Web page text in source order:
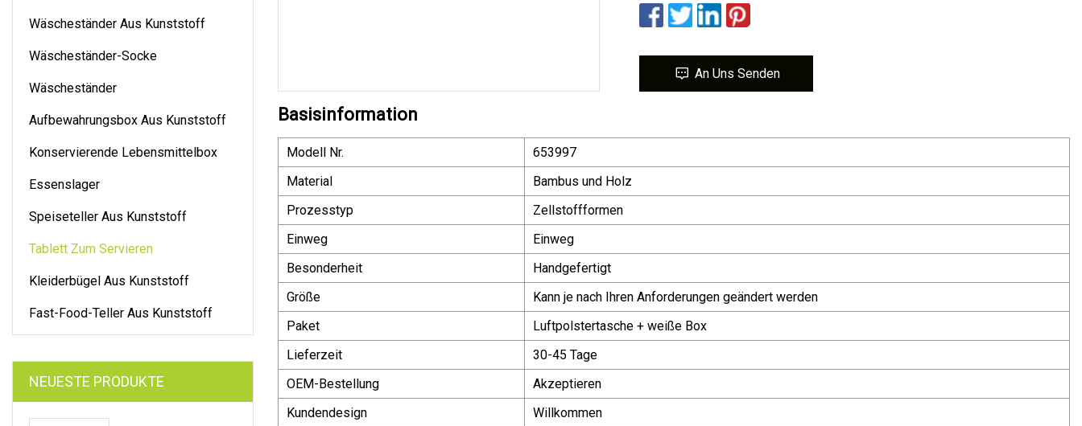
Wäscheständer Aus Kunststoff
Wäscheständer-Socke
Wäscheständer
Aufbewahrungsbox Aus Kunststoff
Konservierende Lebensmittelbox
Essenslager
Speiseteller Aus Kunststoff
Tablett Zum Servieren
Kleiderbügel Aus Kunststoff
Fast-Food-Teller Aus Kunststoff
NEUESTE PRODUKTE
An Uns Senden
Basisinformation
Modell Nr.
653997
Material
Bambus und Holz
Prozesstyp
Zellstoffformen
Einweg
Einweg
Besonderheit
Handgefertigt
Größe
Kann je nach Ihren Anforderungen geändert werden
Paket
Luftpolstertasche + weiße Box
Lieferzeit
30-45 Tage
OEM-Bestellung
Akzeptieren
Kundendesign
Willkommen